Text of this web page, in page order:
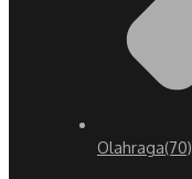
Olahraga(70)